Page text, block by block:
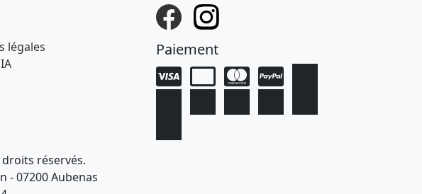
légales
Paiement
réservés.
- 07200 Aubenas